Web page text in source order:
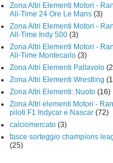
Zona Altri Elementi Motori -
All-Time 24 Ore Le Mans (3)
Zona Altri Elementi Motori -
All-Time Indy 500 (3)
Zona Altri Elementi Motori -
All-Time Montecarlo (3)
Zona Altri Elementi Pallavolo
Zona Altri Elementi Wrestling
Zona Altri Elementi: Nuoto (16)
Zona Altri elementi Motori -
piloti F1 Indycar e Nascar (72)
calciomercato (3)
fasce sorteggio champions
(25)